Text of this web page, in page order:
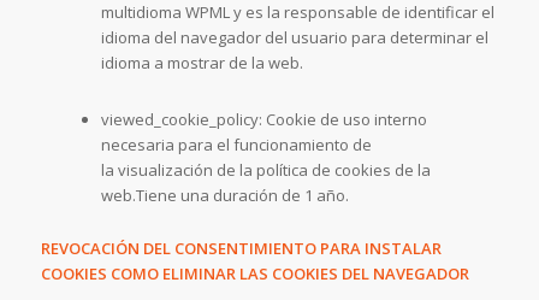
multidioma WPML y es la responsable de identificar el
idioma del navegador del usuario para determinar el
idioma a mostrar de la web.
viewed_cookie_policy: Cookie de uso interno
necesaria para el funcionamiento de
la visualización de la política de cookies de la
web.Tiene una duración de 1 año.
REVOCACIÓN DEL CONSENTIMIENTO PARA INSTALAR
COOKIES COMO ELIMINAR LAS COOKIES DEL NAVEGADOR